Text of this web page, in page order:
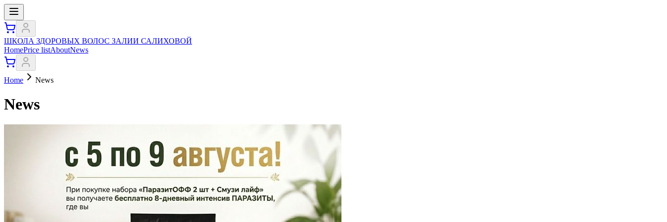
ШКОЛА ЗДОРОВЫХ ВОЛОС ЗАЛИИ САЛИХОВОЙ
HomePrice listAboutNews
Home News
News